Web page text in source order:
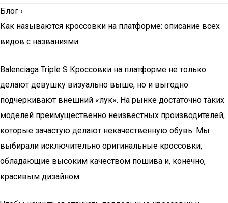
Блог ›
Как называются кроссовки на платформе: описание всех
видов с названиями
Balenciaga Triple S Кроссовки на платформе не только
делают девушку визуально выше, но и выгодно
подчеркивают внешний «лук». На рынке достаточно таких
моделей преимущественно неизвестных производителей,
которые зачастую делают некачественную обувь. Мы
выбирали исключительно оригинальные кроссовки,
обладающие высоким качеством пошива и, конечно,
красивым дизайном.